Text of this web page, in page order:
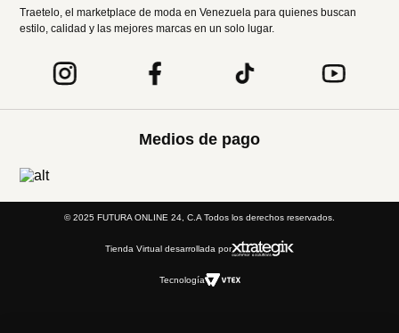
Traetelo, el marketplace de moda en Venezuela para quienes buscan
estilo, calidad y las mejores marcas en un solo lugar.
Medios de pago
© 2025 FUTURA ONLINE 24, C.A Todos los derechos reservados.
Tienda Virtual desarrollada por
Tecnología